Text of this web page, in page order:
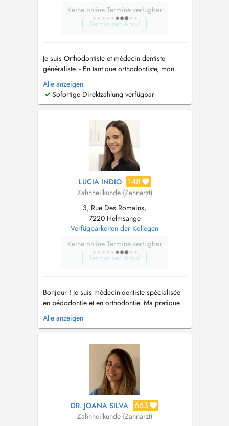
Keine online Termine verfügbar
Termin per Anruf
Je suis Orthodontiste et médecin dentiste
généraliste. - En tant que orthodontiste, mon
travail consiste en la colocation des appareils
buccodentaires pour l'alignement et le
redressement des dents, mâchoire et tissus
planification, la fabrication et la...
Alle anzeigen
Sofortige Direktzahlung verfügbar
LUCIA INDIO 148
Zahnheilkunde (Zahnarzt)
3, Rue Des Romains,
7220 Helmsange
Verfügbarkeiten der Kollegen
Keine online Termine verfügbar
Termin per Anruf
Bonjour ! Je suis médecin-dentiste spécialisée
en pédodontie et en orthodontie. Ma pratique
sadresse aux enfants, aux adolescents et aux
adultes, avec une approche douce, préventive
importance à lécoute du patient et de sa
famille, afin de proposer des soi...
Alle anzeigen
DR. JOANA SILVA 663
Zahnheilkunde (Zahnarzt)